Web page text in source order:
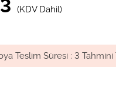
(KDV Dahil)
Teslim Süresi : 3 Tahmini